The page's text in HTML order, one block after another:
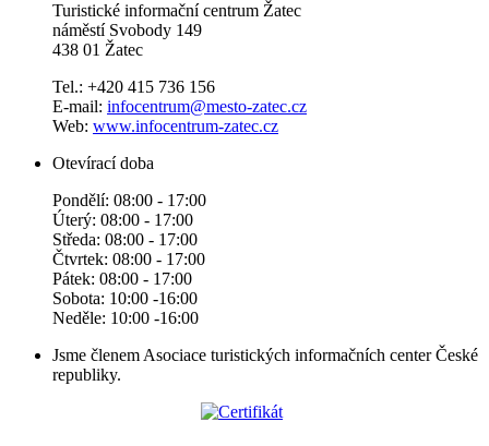
Turistické informační centrum Žatec
náměstí Svobody 149
438 01 Žatec
Tel.: +420 415 736 156
E-mail: infocentrum@mesto-zatec.cz
Web: www.infocentrum-zatec.cz
Otevírací doba
Pondělí: 08:00 - 17:00
Úterý: 08:00 - 17:00
Středa: 08:00 - 17:00
Čtvrtek: 08:00 - 17:00
Pátek: 08:00 - 17:00
Sobota: 10:00 -16:00
Neděle: 10:00 -16:00
Jsme členem Asociace turistických informačních center České
republiky.